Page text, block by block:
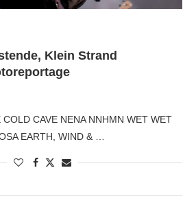
Klein Strand
CAVE NENA NNHMN WET WET
EARTH, WIND & …